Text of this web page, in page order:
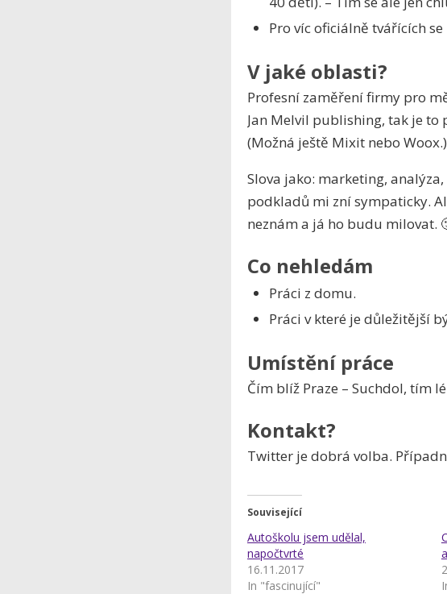
Pro víc oficiálně tvářících
V jaké oblasti?
Profesní zaměření firmy pro
Jan Melvil publishing, tak je to
(Možná ještě Mixit nebo Woox.)
Slova jako: marketing,
podkladů mi zní sympaticky.
neznám a já ho budu milovat.
Co nehledám
Práci z domu.
Práci v které je důležitější
Umístění práce
Čím blíž Praze – Suchdol, tím
Kontakt?
Twitter je dobrá volba.
Související
Autoškolu jsem udělal,
napočtvrté
16.11.2017
In "fascinující"